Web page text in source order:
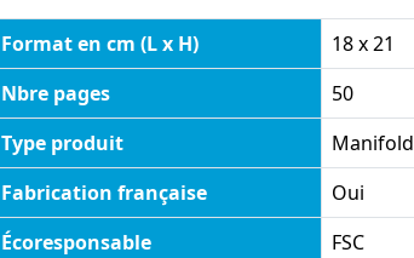
Format en cm (L x H)
18 x 21
Nbre pages
50
Type produit
Manifold
Fabrication française
Oui
Écoresponsable
FSC